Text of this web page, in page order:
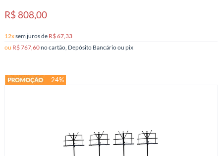
R$ 808,00
12xsem jurosde R$ 67,33
ou R$ 767,60 no cartão, Depósito Bancário ou pix
-24%